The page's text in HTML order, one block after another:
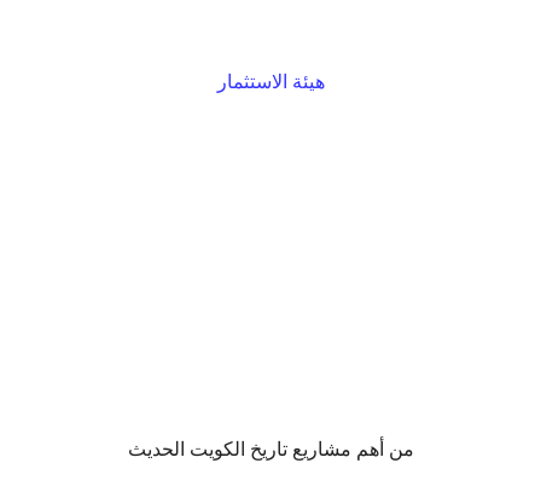
هيئة الاستثمار
من أهم مشاريع تاريخ الكويت الحديث